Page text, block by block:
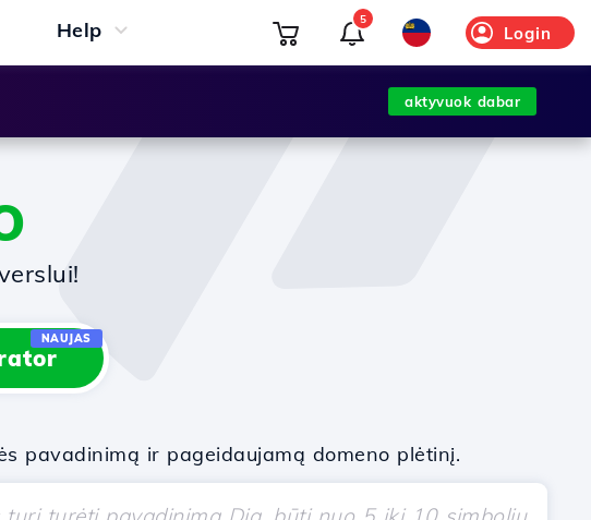
Help Login
5
aktyvuok dabar
NAUJAS
pavadinimą ir pageidaujamą domeno plėtinį.